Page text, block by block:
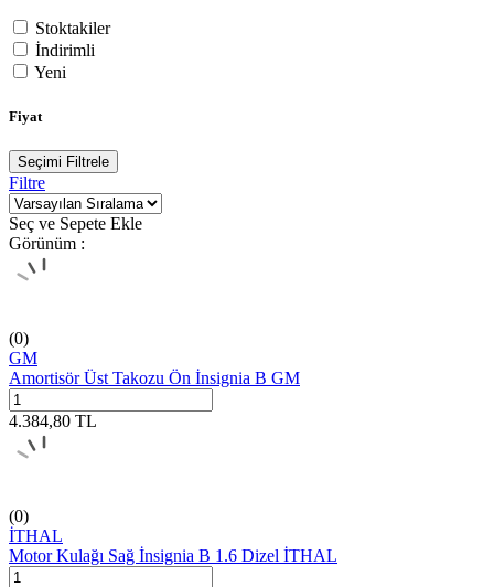
Stoktakiler
İndirimli
Yeni
Fiyat
Seçimi Filtrele
Filtre
Seç ve Sepete Ekle
Görünüm :
(0)
GM
Amortisör Üst Takozu Ön İnsignia B GM
4.384,80 TL
(0)
İTHAL
Motor Kulağı Sağ İnsignia B 1.6 Dizel İTHAL